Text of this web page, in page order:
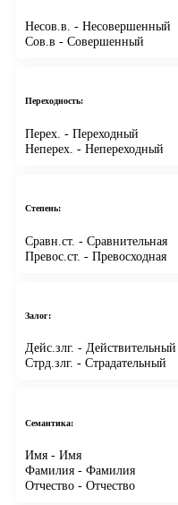
Несов.в. - Несовершенный
Сов.в - Совершенный
Переходность:
Перех. - Переходный
Неперех. - Непереходный
Степень:
Сравн.ст. - Сравнительная
Превос.ст. - Превосходная
Залог:
Дейс.злг. - Действительный
Стрд.злг. - Страдательный
Семантика:
Имя - Имя
Фамилия - Фамилия
Отчество - Отчество